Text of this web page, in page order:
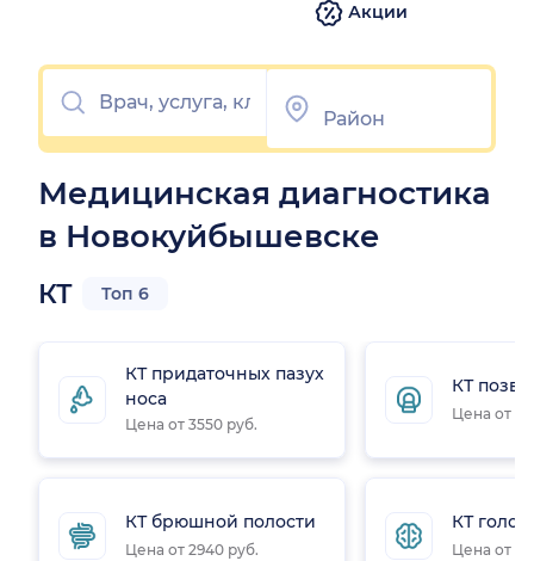
Акции
Медицинская диагностика
в Новокуйбышевске
КТ Топ 6
КТ придаточных пазух
носа
Цена от 3550 руб.
КТ брюшной полости
Цена от 2940 руб.
КТ
Цена от
КТ
Цена от